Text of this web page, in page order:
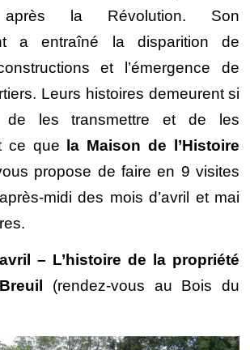
après la Révolution. Son
a entraîné la disparition de
et l’émergence de
Leurs histoires demeurent si
de les transmettre et de les
ce que
la Maison de l’Histoire
propose de faire en 9 visites
midi des mois d’avril et mai
– L’histoire de la propriété
(rendez-vous au Bois du